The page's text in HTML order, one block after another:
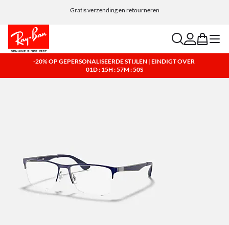
Gratis verzending en retourneren
searchaccount
bag menu
-20% OP GEPERSONALISEERDE STIJLEN | EINDIGT OVER
01D : 15H : 57M : 50S